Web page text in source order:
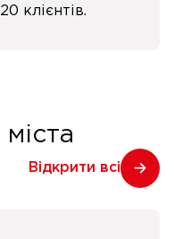
клієнтів.
Відкрити всі